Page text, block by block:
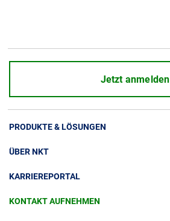
Jetzt anmelden
PRODUKTE & LÖSUNGEN
Hochspannung
Kabelgarnituren
Mittelspannungskabel
ÜBER NKT
News & Presse
Unsere Geschichte
KARRIEREPORTAL
KONTAKT AUFNEHMEN